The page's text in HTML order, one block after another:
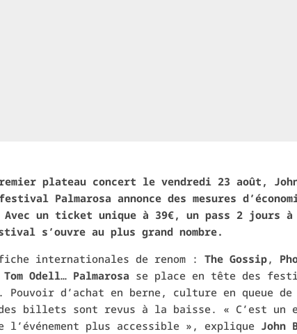
plateau concert le vendredi 23 août,
Palmarosa annonce des mesures
un ticket unique à 39€, un pass 2 jours à
s’ouvre au plus grand nombre.
internationales de renom :
The Gossip,
Tom Odell… Palmarosa se place en tête des
d’achat en berne, culture en queue de
billets sont revus à la baisse. « C’est un
l’événement plus accessible », explique John